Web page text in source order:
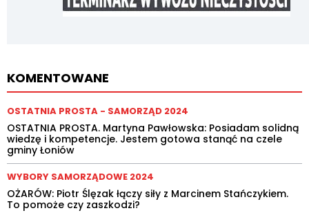
KOMENTOWANE
OSTATNIA PROSTA - SAMORZĄD 2024
OSTATNIA PROSTA. Martyna Pawłowska: Posiadam solidną
wiedzę i kompetencje. Jestem gotowa stanąć na czele
gminy Łoniów
WYBORY SAMORZĄDOWE 2024
OŻARÓW: Piotr Ślęzak łączy siły z Marcinem Stańczykiem.
To pomoże czy zaszkodzi?